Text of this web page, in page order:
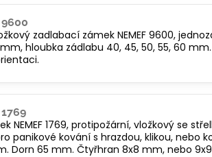
zadlabací zámek NEMEF 9600,
hloubka zádlabu 40, 45, 50, 55, 60
NEMEF 1769, protipožární, vložkový se
panikové kování s hrazdou, klikou, nebo
Dorn 65 mm. Čtyřhran 8x8 mm, nebo